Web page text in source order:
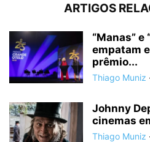
ARTIGOS
“Manas” e
empatam
prêmio...
Thiago Muniz
Johnny
cinemas
Thiago Muniz